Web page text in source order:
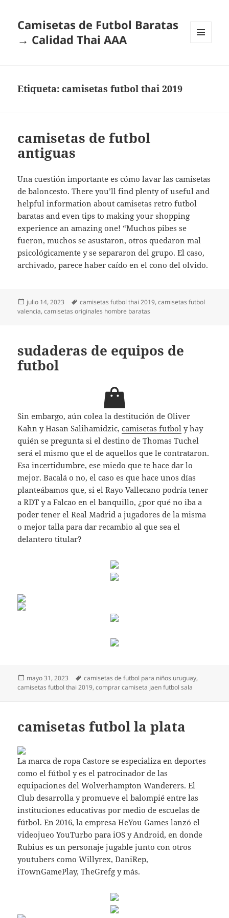
Camisetas de Futbol Baratas
→ Calidad Thai AAA
Etiqueta:camisetas futbol thai 2019
camisetas de futbol
antiguas
Una cuestión importante es cómo lavar las camisetas
de baloncesto. There you’ll find plenty of useful and
helpful information about camisetas retro futbol
baratas and even tips to making your shopping
experience an amazing one! “Muchos pibes se
fueron, muchos se asustaron, otros quedaron mal
psicológicamente y se separaron del grupo. El caso,
archivado, parece haber caído en el cono del olvido.
Publicado
el
julio 14, 2023 Etiquetas
camisetas futbol thai 2019,camisetas futbol
valencia,camisetas originales hombre baratas
sudaderas de equipos de
futbol
Sin embargo, aún colea la destitución de Oliver
Kahn y Hasan Salihamidzic,camisetas futbol y hay
quién se pregunta si el destino de Thomas Tuchel
será el mismo que el de aquellos que le contrataron.
Esa incertidumbre, ese miedo que te hace dar lo
mejor. Bacalá o no, el caso es que hace unos días
planteábamos que, si el Rayo Vallecano podría tener
a RDT y a Falcao en el banquillo, ¿por qué no iba a
poder tener el Real Madrid a jugadores de la misma
o mejor talla para dar recambio al que sea el
delantero titular?
Publicado
el
mayo 31, 2023 Etiquetas
camisetas de futbol para niños uruguay,
camisetas futbol thai 2019,comprar camiseta jaen futbol sala
camisetas futbol la plata
La marca de ropa Castore se especializa en deportes
como el fútbol y es el patrocinador de las
equipaciones del Wolverhampton Wanderers. El
Club desarrolla y promueve el balompié entre las
instituciones educativas por medio de escuelas de
fútbol. En 2016, la empresa HeYou Games lanzó el
videojueo YouTurbo para iOS y Android, en donde
Rubius es un personaje jugable junto con otros
youtubers como Willyrex, DaniRep,
iTownGamePlay, TheGrefg y más.